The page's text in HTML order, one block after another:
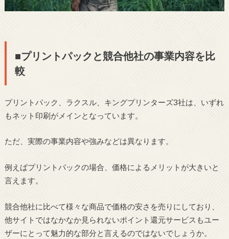
■プリントパックと競合他社の事業内容を比
較
プリントパック、ラクスル、キングプリンターズ3社は、いずれ
もネット印刷がメインとなっています。
ただ、実際の事業内容や強みなどは異なります。
例えばプリントパックの場合、価格によるメリットが大きいと
言えます。
競合他社に比べて様々な商品で価格の安さを売りにしており、
他サイトではなかなか見られないポイント還元サービスもユー
ザーにとって魅力的な部分と言えるのではないでしょうか。